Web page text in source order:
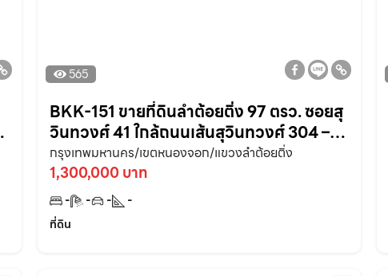
565
BKK-151 ขายที่ดินลำต้อยติ่ง 97 ตรว. ซอยสุ
วินทวงศ์ 41 ใกล้ถนนเส้นสุวินทวงศ์ 304 –
100 เมตร หนองจอก กรุงเทพ
กรุงเทพมหานคร/เขตหนองจอก/แขวงลำต้อยติ่ง
1,300,000 บาท
- - -
-
ที่ดิน